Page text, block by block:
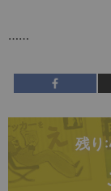
……
残り